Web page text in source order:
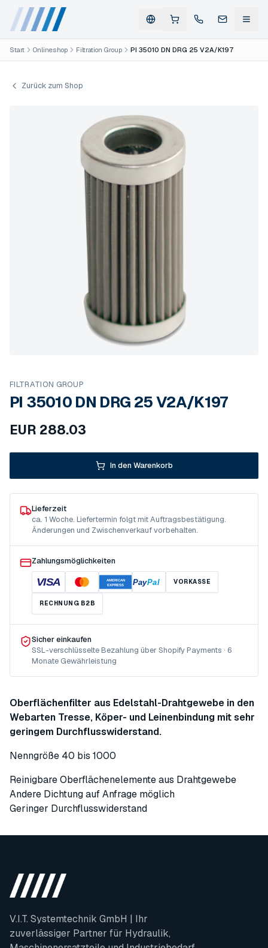
Start Onlineshop Filtration Group PI 35010 DN DRG 25 V2A/K197
Zurück zum Shop
FILTRATION GROUP
PI 35010 DN DRG 25 V2A/K197
EUR 288.03
In den Warenkorb
Lieferzeit
ca. 1 Woche. Liefertermin folgt mit Auftragsbestätigung.
Änderungen und Zwischenverkauf vorbehalten.
Zahlungsmöglichkeiten
VISA
AMERICAN
EXPRESS
PayPal VORKASSE
RECHNUNG B2B
Sicher einkaufen
SSL-verschlüsselte Bezahlung über Shopify Payments · 6
Monate Gewährleistung
Oberflächenfilter aus Edelstahl-Drahtgewebe in den
Webarten Tresse, Köper- und Leinenbindung mit sehr
geringem Durchflusswiderstand.
Nenngröße 40 bis 1000
Reinigbare Oberflächenelemente aus Drahtgewebe
Andere Dichtung auf Anfrage möglich
Geringer Durchflusswiderstand
V.I.T. Systemtechnik GmbH | Ihr
zuverlässiger Partner für Hydraulik,